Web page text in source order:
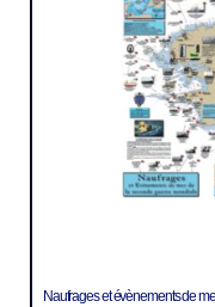
Naufrages et évènements de